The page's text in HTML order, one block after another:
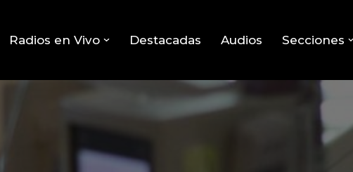
Radios en Vivo Destacadas Audios Secciones